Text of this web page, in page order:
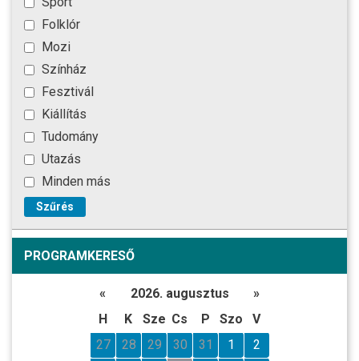
Folklór
Mozi
Színház
Fesztivál
Kiállítás
Tudomány
Utazás
Minden más
Szűrés
PROGRAMKERESŐ
« 2026. augusztus
»
H
K Sze Cs P Szo
V
27
28 29 30 31 1
2